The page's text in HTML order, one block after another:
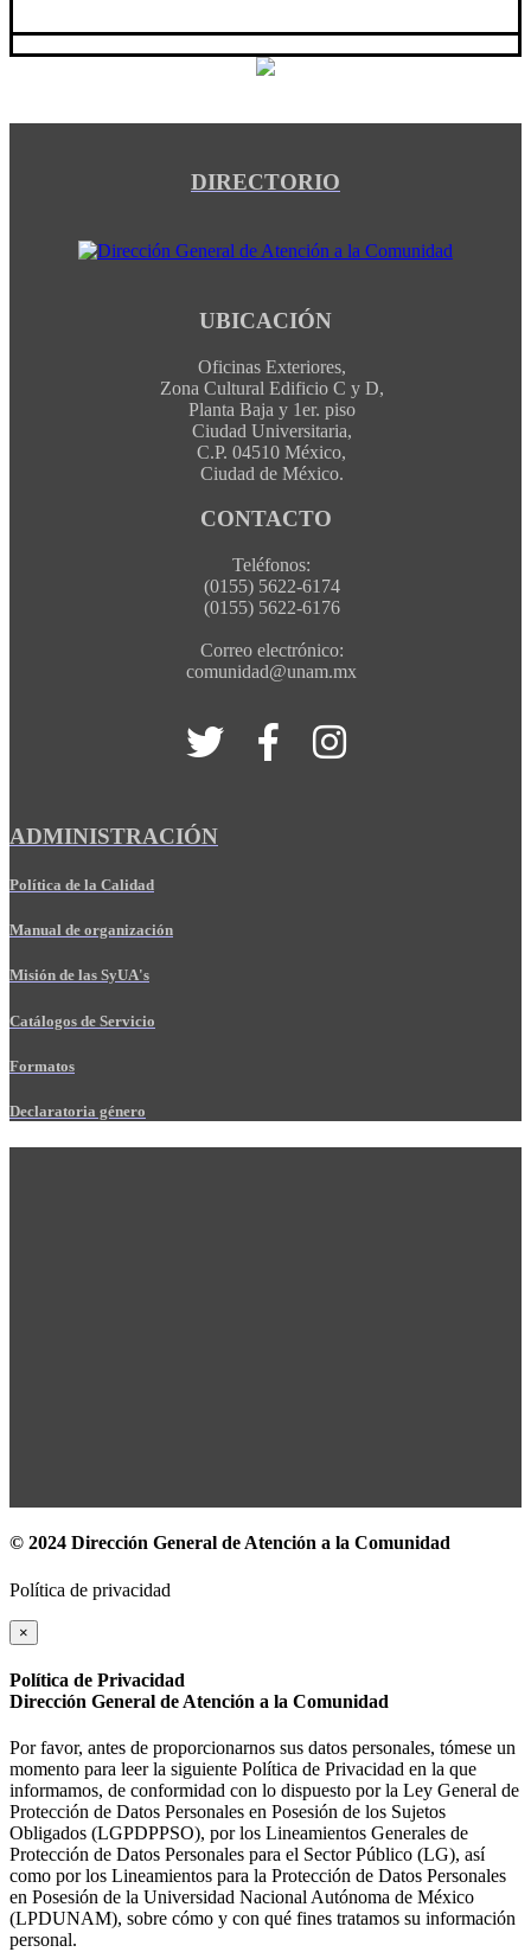
DIRECTORIO
UBICACIÓN
Oficinas Exteriores,
Zona Cultural Edificio C y D,
Planta Baja y 1er. piso
Ciudad Universitaria,
C.P. 04510 México,
Ciudad de México.
CONTACTO
Teléfonos:
(0155) 5622-6174
(0155) 5622-6176
Correo electrónico:
comunidad@unam.mx
ADMINISTRACIÓN
Política de la Calidad
Manual de organización
Misión de las SyUA's
Catálogos de Servicio
Formatos
Declaratoria género
© 2024 Dirección General de Atención a la Comunidad
Política de privacidad
×
Política de Privacidad
Dirección General de Atención a la Comunidad
Por favor, antes de proporcionarnos sus datos personales, tómese un
momento para leer la siguiente Política de Privacidad en la que
informamos, de conformidad con lo dispuesto por la Ley General de
Protección de Datos Personales en Posesión de los Sujetos
Obligados (LGPDPPSO), por los Lineamientos Generales de
Protección de Datos Personales para el Sector Público (LG), así
como por los Lineamientos para la Protección de Datos Personales
en Posesión de la Universidad Nacional Autónoma de México
(LPDUNAM), sobre cómo y con qué fines tratamos su información
personal.